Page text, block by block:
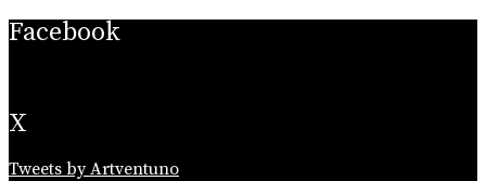
Facebook
X
Tweets by Artventuno